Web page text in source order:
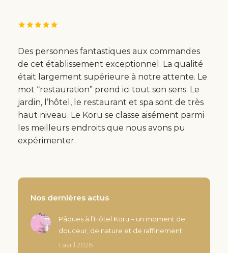
Des personnes fantastiques aux commandes
de cet établissement exceptionnel. La qualité
était largement supérieure à notre attente. Le
mot “restauration” prend ici tout son sens. Le
jardin, l’hôtel, le restaurant et spa sont de très
haut niveau. Le Koru se classe aisément parmi
les meilleurs endroits que nous avons pu
expérimenter.
Nos dernières actus
Pâques à l’Hôtel Koru – un moment de
douceur, de nature et de raffinement
1 avril 2026